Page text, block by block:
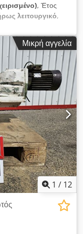
, Έτος
λειτουργικό,
στοίβαξη) Έτος:
πλατφόρμας E:
mm Σε άριστη
Γερμανία
Μικρή αγγελία
1 / 12